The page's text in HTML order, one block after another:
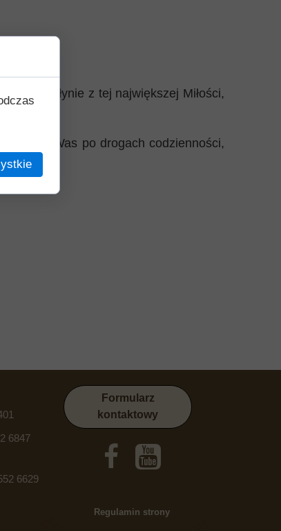
- płynie z tej największej Miłości,
z Was po drogach codzienności,
Formularz
kontaktowy
6847
6629
Regulamin strony